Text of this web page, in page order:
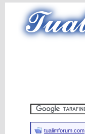
tualimforum.com